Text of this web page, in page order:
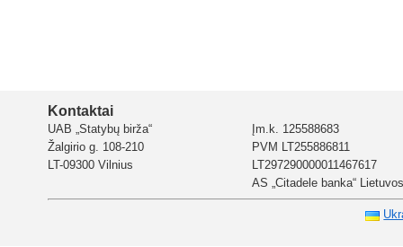
Kontaktai
UAB „Statybų birža“
Žalgirio g. 108-210
LT-09300 Vilnius
Įm.k. 125588683
PVM LT255886811
LT297290000011467617
AS „Citadele banka“